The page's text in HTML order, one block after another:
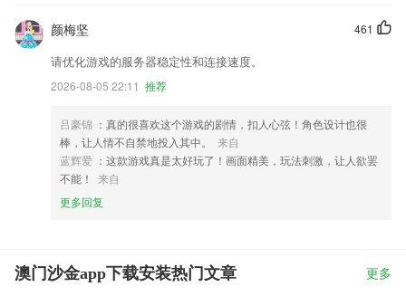
461
颜梅坚
请优化游戏的服务器稳定性和连接速度。
2026-08-05 22:11 推荐
吕豪锦 ：真的很喜欢这个游戏的剧情，扣人心弦！角色设计也很
棒，让人情不自禁地投入其中。
来自
蓝辉爱 ：这款游戏真是太好玩了！画面精美，玩法刺激，让人欲罢
不能！
来自
更多回复
澳门沙金app下载安装热门文章 更多